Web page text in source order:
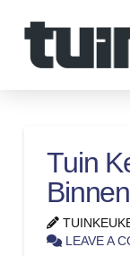
Tuin
LEAVE A